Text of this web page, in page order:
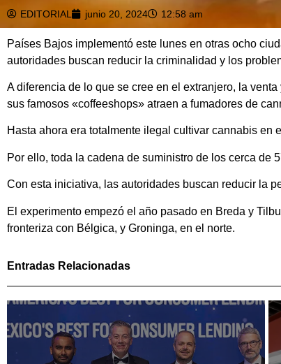
EDITORIAL junio 20, 2024 12:58 am
Países Bajos implementó este lunes en otras ocho
autoridades buscan reducir la criminalidad y los
A diferencia de lo que se cree en el extranjero, la
sus famosos «coffeeshops» atraen a fumadores de
Hasta ahora era totalmente ilegal cultivar cannabis
Por ello, toda la cadena de suministro de los cerca de
Con esta iniciativa, las autoridades buscan reducir la
El experimento empezó el año pasado en Breda y
fronteriza con Bélgica, y Groninga, en el norte.
Entradas Relacionadas